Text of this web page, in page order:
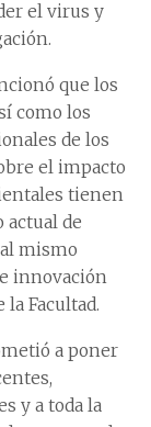
el virus y
que los
como los
de los
el impacto
tienen
actual de
mismo
innovación
Facultad.
a poner
y a toda la